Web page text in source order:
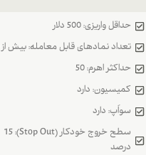
حداقل واریزی: 500 دلار
تعداد نمادهای قابل معامله: بیش از 130
حداکثر اهرم: 50
کمیسیون: دارد
سواَپ: دارد
سطح خروج خودکار (Stop Out): 15
درصد